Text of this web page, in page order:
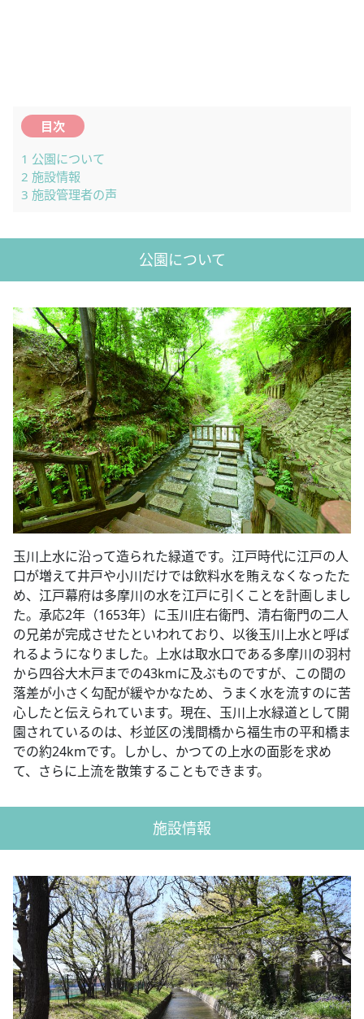
目次
1 公園について
2 施設情報
3 施設管理者の声
公園について
玉川上水に沿って造られた緑道です。江戸時代に江戸の人
口が増えて井戸や小川だけでは飲料水を賄えなくなったた
め、江戸幕府は多摩川の水を江戸に引くことを計画しまし
た。承応2年（1653年）に玉川庄右衛門、清右衛門の二人
の兄弟が完成させたといわれており、以後玉川上水と呼ば
れるようになりました。上水は取水口である多摩川の羽村
から四谷大木戸までの43kmに及ぶものですが、この間の
落差が小さく勾配が緩やかなため、うまく水を流すのに苦
心したと伝えられています。現在、玉川上水緑道として開
園されているのは、杉並区の浅間橋から福生市の平和橋ま
での約24kmです。しかし、かつての上水の面影を求め
て、さらに上流を散策することもできます。
施設情報